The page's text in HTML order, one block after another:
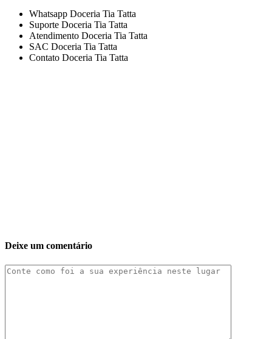
Whatsapp Doceria Tia Tatta
Suporte Doceria Tia Tatta
Atendimento Doceria Tia Tatta
SAC Doceria Tia Tatta
Contato Doceria Tia Tatta
Deixe um comentário